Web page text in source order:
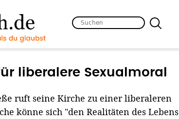
liberalere Sexualmoral
ruft seine Kirche zu einer liberaleren
könne sich "den Realitäten des Lebens